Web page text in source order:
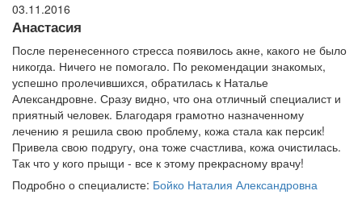
03.11.2016
Анастасия
После перенесенного стресса появилось акне, какого не было
никогда. Ничего не помогало. По рекомендации знакомых,
успешно пролечившихся, обратилась к Наталье
Александровне. Сразу видно, что она отличный специалист и
приятный человек. Благодаря грамотно назначенному
лечению я решила свою проблему, кожа стала как персик!
Привела свою подругу, она тоже счастлива, кожа очистилась.
Так что у кого прыщи - все к этому прекрасному врачу!
Подробно о специалисте: Бойко Наталия Александровна